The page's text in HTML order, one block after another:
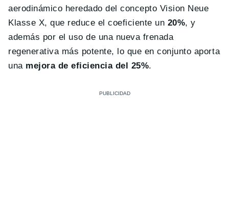
aerodinámico heredado del concepto Vision Neue
Klasse X, que reduce el coeficiente un 20%, y
además por el uso de una nueva frenada
regenerativa más potente, lo que en conjunto aporta
una mejora de eficiencia del 25%.